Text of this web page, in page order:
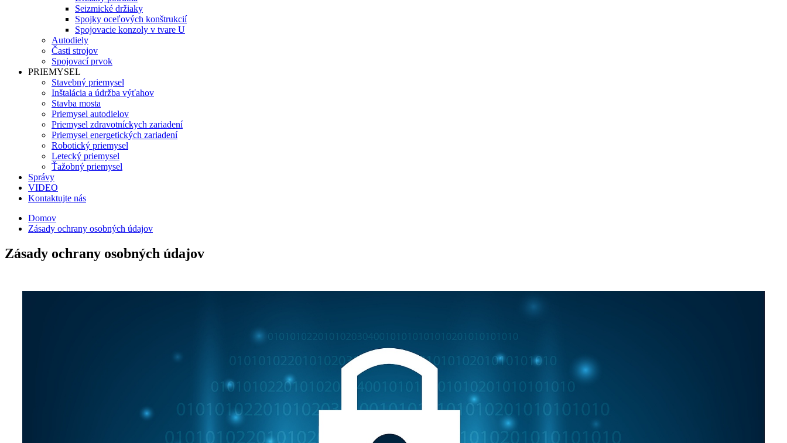
Seizmické držiaky
Spojky oceľových konštrukcií
Spojovacie konzoly v tvare U
Autodiely
Časti strojov
Spojovací prvok
PRIEMYSEL
Stavebný priemysel
Inštalácia a údržba výťahov
Stavba mosta
Priemysel autodielov
Priemysel zdravotníckych zariadení
Priemysel energetických zariadení
Robotický priemysel
Letecký priemysel
Ťažobný priemysel
Správy
VIDEO
Kontaktujte nás
Domov
Zásady ochrany osobných údajov
Zásady ochrany osobných údajov